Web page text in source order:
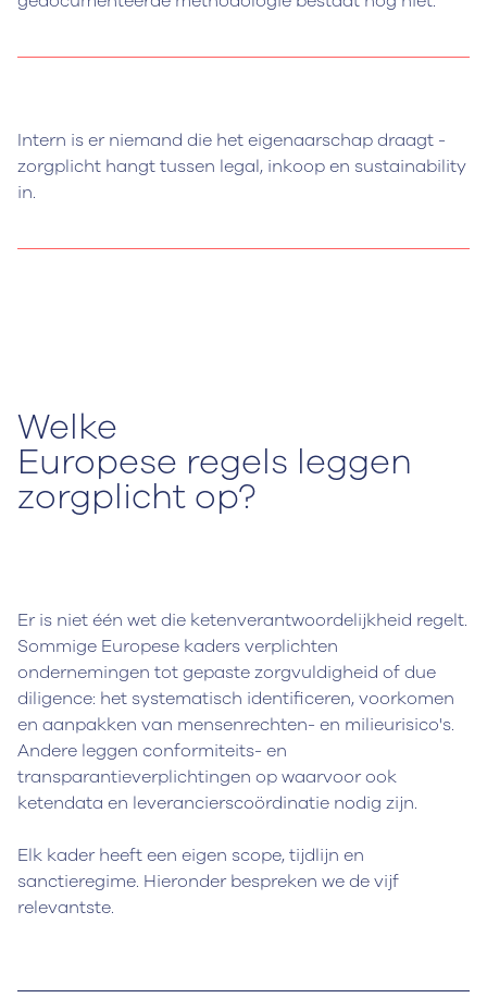
Intern is er niemand die het eigenaarschap draagt -
zorgplicht hangt tussen legal, inkoop en sustainability
in.
Welke
Europese regels leggen
zorgplicht op?
Er is niet één wet die ketenverantwoordelijkheid regelt.
Sommige Europese kaders verplichten
ondernemingen tot gepaste zorgvuldigheid of due
diligence: het systematisch identificeren, voorkomen
en aanpakken van mensenrechten- en milieurisico's.
Andere leggen conformiteits- en
transparantieverplichtingen op waarvoor ook
ketendata en leverancierscoördinatie nodig zijn.
Elk kader heeft een eigen scope, tijdlijn en
sanctieregime. Hieronder bespreken we de vijf
relevantste.